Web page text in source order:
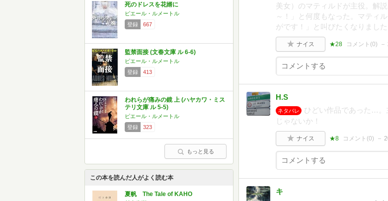
死のドレスを花婿に
ピエール・ルメートル
登録
667
監禁面接 (文春文庫 ル 6-6)
ピエール・ルメートル
登録
413
われらが痛みの鏡 上 (ハヤカワ・ミス
テリ文庫 ル 5-5)
ピエール・ルメートル
登録
323
もっと見る
この本を読んだ人がよく読む本
夏帆 The Tale of KAHO
美女）のマティルドが主役。解
～！」と何度もなった。マティ
がです！」と叫びたくなりました
ナイス ★28 コメント(0)
H.S
ネタバレ
ひどい作品であった…。
じゃないか！
ナイス ★8 コメント(0)
キ